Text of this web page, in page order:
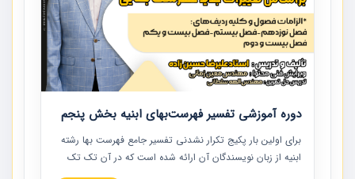
دوره آموزشی تفسیر فهرست‌بهای ابنیه بخش پنجم
برای اولین بار پکیج تکرار نشدنی تفسیر جامع فهرست بها رشته
ابنیه از زبان نویسندگان آن ارائه شده است که در آن تک تک
ردیف ها و مطالب فهرست بها تفسیر و ارائه شده است. این